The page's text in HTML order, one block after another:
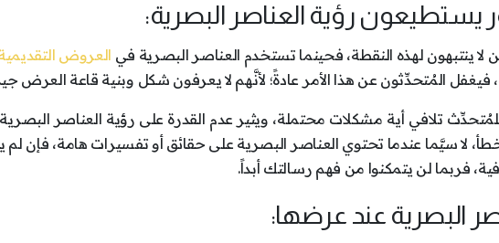
لا ينتبهون لهذه النقطة، فحينما تستخدم العناصر البصرية في العروض
فيغفل المُتحدِّثون عن هذا الأمر عادةً؛ لأنَّهم لا يعرفون شكل وبنية قاعة العرض
تلافي أية مشكلات محتملة، ويثير عدم القدرة على رؤية العناصر البصرية
لا سيَّما عندما تحتوي العناصر البصرية على حقائق أو تفسيرات هامة، فإن
فربما لن يتمكنوا من فهم رسالتك أبداً.